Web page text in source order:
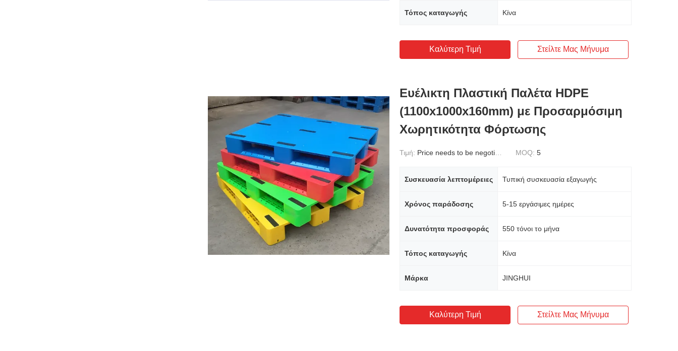
Τόπος καταγωγής Κίνα
Καλύτερη Τιμή Στείλτε Μας Μήνυμα
Ευέλικτη Πλαστική Παλέτα HDPE
(1100x1000x160mm) με Προσαρμόσιμη
Χωρητικότητα Φόρτωσης
Τιμή: Price needs to be negotiated MOQ: 5
Συσκευασία λεπτομέρειες Τυπική συσκευασία εξαγωγής
Χρόνος παράδοσης 5-15 εργάσιμες ημέρες
Δυνατότητα προσφοράς 550 τόνοι το μήνα
Τόπος καταγωγής Κίνα
Μάρκα JINGHUI
Καλύτερη Τιμή Στείλτε Μας Μήνυμα